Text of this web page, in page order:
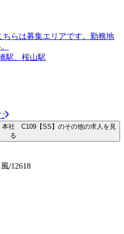
らは募集エリアです。勤務地
駅、桜山駅
本社 C109【SS】のその他の求人を見
る
/12618